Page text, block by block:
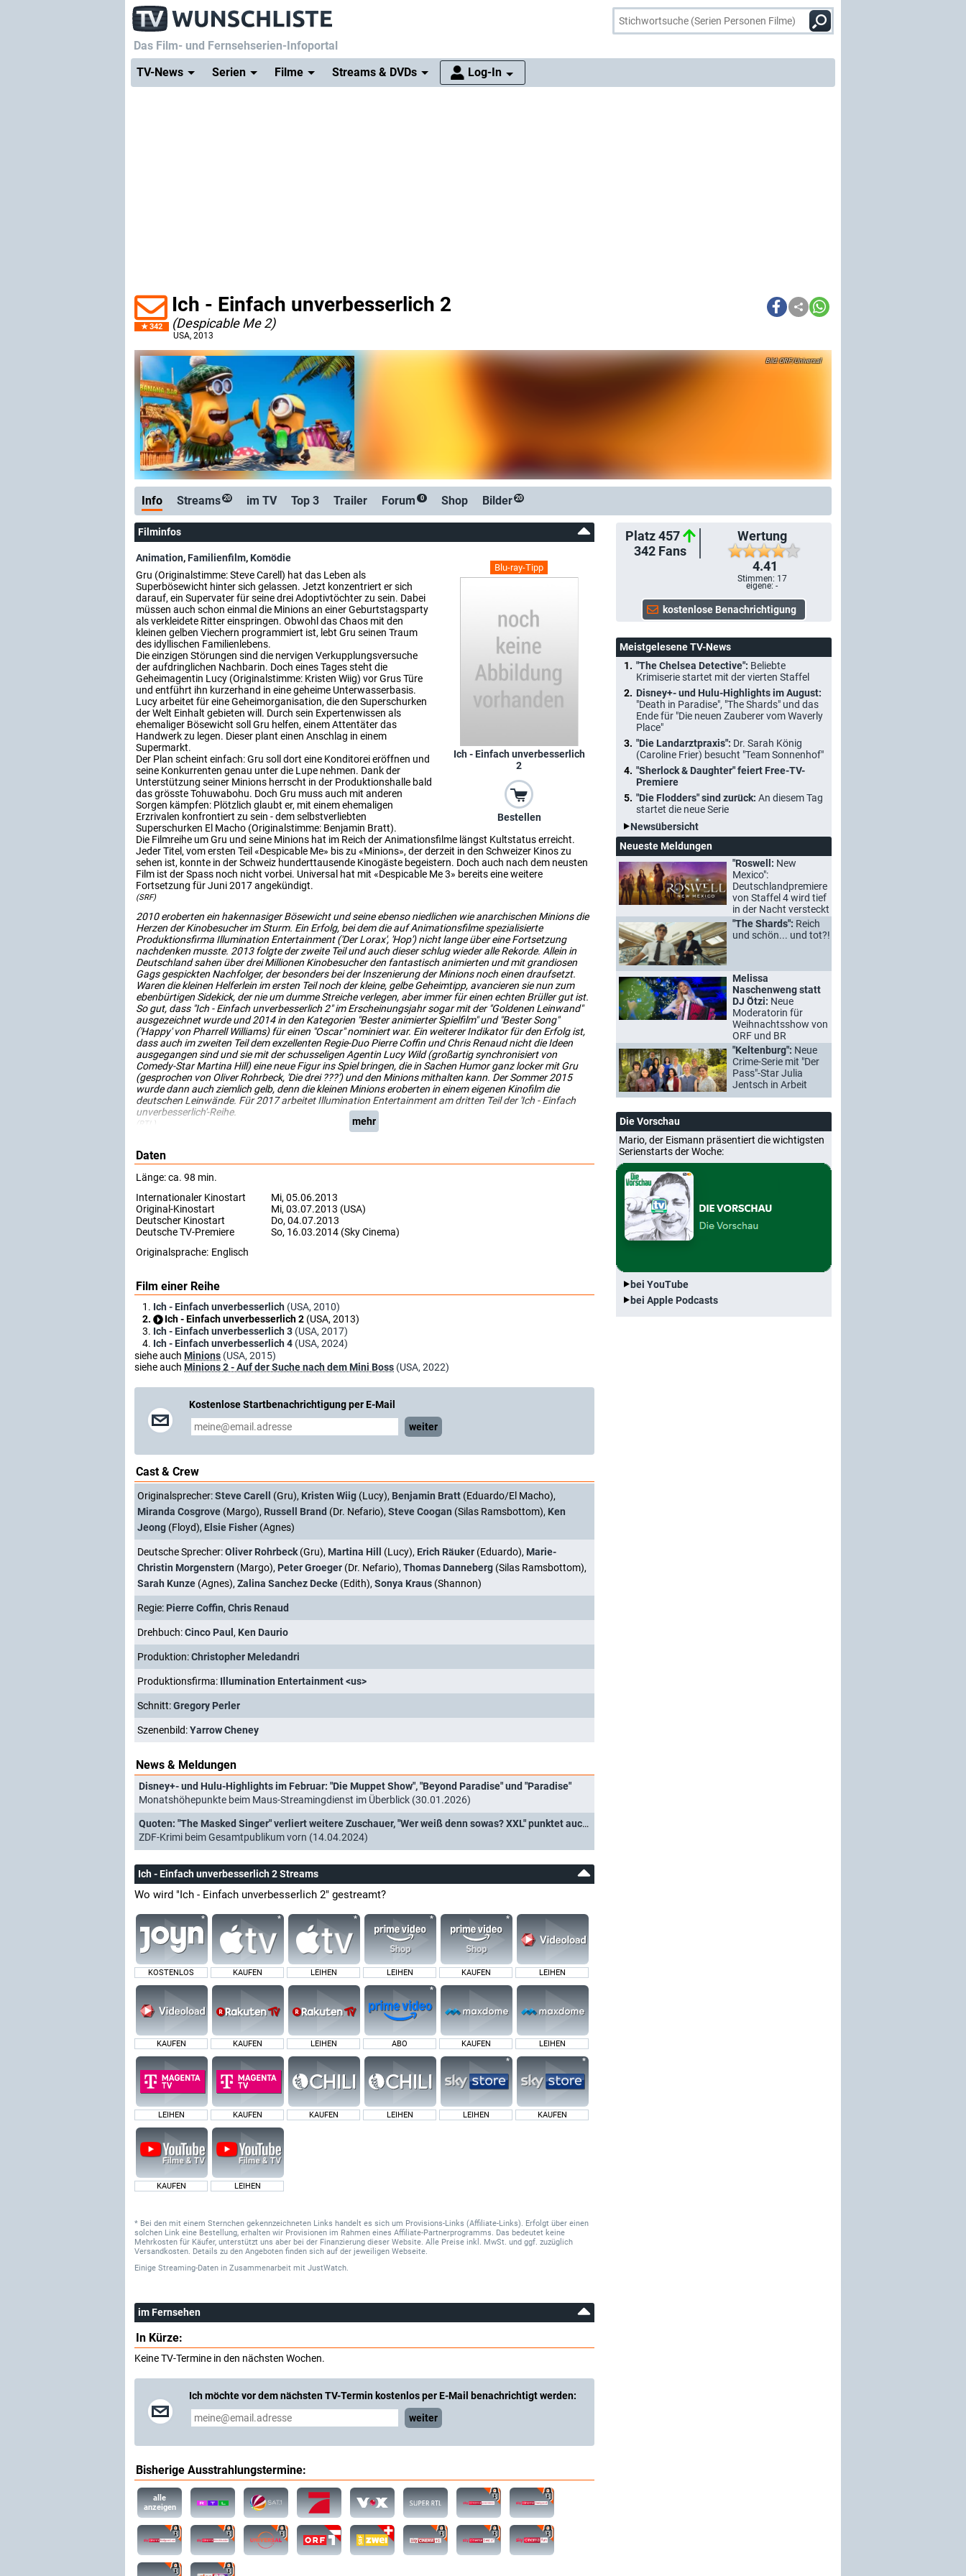
Das Film- und Fernsehserien-Infoportal
TV-News
Serien Filme Streams & DVDs Log-In
342
Ich - Einfach unverbesserlich 2
(Despicable Me 2)
USA, 2013
ORF/Universal
Info Streams 20 im TV Top 3 Trailer Forum 0 Shop Bilder 20
Platz 457
342 Fans
Wertung
4.41
Stimmen: 17
eigene: -
Filminfos
Blu-ray-Tipp
Ich - Einfach unverbesserlich
2
Bestellen
Animation,Familienfilm,Komödie
Gru (Originalstimme: Steve Carell) hat das Leben als
Superbösewicht hinter sich gelassen. Jetzt konzentriert er sich
darauf, ein Supervater für seine drei Adoptivtöchter zu sein. Dabei
müssen auch schon einmal die Minions an einer Geburtstagsparty
als verkleidete Ritter einspringen. Obwohl das Chaos mit den
kleinen gelben Viechern programmiert ist, lebt Gru seinen Traum
des idyllischen Familienlebens.
Die einzigen Störungen sind die nervigen Verkupplungsversuche
der aufdringlichen Nachbarin. Doch eines Tages steht die
Geheimagentin Lucy (Originalstimme: Kristen Wiig) vor Grus Türe
und entführt ihn kurzerhand in eine geheime Unterwasserbasis.
Lucy arbeitet für eine Geheimorganisation, die den Superschurken
der Welt Einhalt gebieten will. Durch sein Expertenwissen als
ehemaliger Bösewicht soll Gru helfen, einem Attentäter das
Handwerk zu legen. Dieser plant einen Anschlag in einem
Supermarkt.
Der Plan scheint einfach: Gru soll dort eine Konditorei eröffnen und
seine Konkurrenten genau unter die Lupe nehmen. Dank der
Unterstützung seiner Minions herrscht in der Produktionshalle bald
das grösste Tohuwabohu. Doch Gru muss auch mit anderen
Sorgen kämpfen: Plötzlich glaubt er, mit einem ehemaligen
Erzrivalen konfrontiert zu sein - dem selbstverliebten
Superschurken El Macho (Originalstimme: Benjamin Bratt).
Die Filmreihe um Gru und seine Minions hat im Reich der Animationsfilme längst Kultstatus erreicht.
Jeder Titel, vom ersten Teil «Despicable Me» bis zu «Minions», der derzeit in den Schweizer Kinos zu
sehen ist, konnte in der Schweiz hunderttausende Kinogäste begeistern. Doch auch nach dem neusten
Film ist der Spass noch nicht vorbei. Universal hat mit «Despicable Me 3» bereits eine weitere
Fortsetzung für Juni 2017 angekündigt.
(SRF)
2010 eroberten ein hakennasiger Bösewicht und seine ebenso niedlichen wie anarchischen Minions die
Herzen der Kinobesucher im Sturm. Ein Erfolg, bei dem die auf Animationsfilme spezialisierte
Produktionsfirma Illumination Entertainment ('Der Lorax', 'Hop') nicht lange über eine Fortsetzung
nachdenken musste. 2013 folgte der zweite Teil und auch dieser schlug wieder alle Rekorde. Allein in
Deutschland sahen über drei Millionen Kinobesucher den fantastisch animierten und mit grandiosen
Gags gespickten Nachfolger, der besonders bei der Inszenierung der Minions noch einen draufsetzt.
Waren die kleinen Helferlein im ersten Teil noch der kleine, gelbe Geheimtipp, avancieren sie nun zum
ebenbürtigen Sidekick, der nie um dumme Streiche verlegen, aber immer für einen echten Brüller gut ist.
So gut, dass "Ich - Einfach unverbesserlich 2" im Erscheinungsjahr sogar mit der "Goldenen Leinwand"
ausgezeichnet wurde und 2014 in den Kategorien "Bester animierter Spielfilm" und "Bester Song"
('Happy' von Pharrell Williams) für einen "Oscar" nominiert war. Ein weiterer Indikator für den Erfolg ist,
dass auch im zweiten Teil dem exzellenten Regie-Duo Pierre Coffin und Chris Renaud nicht die Ideen
ausgegangen sind und sie mit der schusseligen Agentin Lucy Wild (großartig synchronisiert von
Comedy-Star Martina Hill) eine neue Figur ins Spiel bringen, die in Sachen Humor ganz locker mit Gru
(gesprochen von Oliver Rohrbeck, 'Die drei ???') und den Minions mithalten kann. Der Sommer 2015
wurde dann auch ziemlich gelb, denn die kleinen Minions eroberten in einem eigenen Kinofilm die
deutschen Leinwände. Für 2017 arbeitet Illumination Entertainment am dritten Teil der 'Ich - Einfach
unverbesserlich'-Reihe.
(RTL) mehr
Daten
Länge: ca. 98 min.
Internationaler Kinostart
Mi, 05.06.2013
Original-Kinostart
Mi, 03.07.2013 (USA)
Deutscher Kinostart
Do, 04.07.2013
Deutsche TV-Premiere
So, 16.03.2014 (Sky Cinema)
Originalsprache: Englisch
Film einer Reihe
Ich - Einfach unverbesserlich (USA, 2010)
Ich - Einfach unverbesserlich 2 (USA, 2013)
Ich - Einfach unverbesserlich 3 (USA, 2017)
Ich - Einfach unverbesserlich 4 (USA, 2024)
siehe auch Minions (USA, 2015)
siehe auch Minions 2 - Auf der Suche nach dem Mini Boss (USA, 2022)
Kostenlose Startbenachrichtigung per E-Mail
weiter
Cast & Crew
Originalsprecher:Steve Carell (Gru), Kristen Wiig (Lucy), Benjamin Bratt (Eduardo/El Macho),
Miranda Cosgrove (Margo), Russell Brand (Dr. Nefario), Steve Coogan (Silas Ramsbottom), Ken
Jeong (Floyd), Elsie Fisher (Agnes)
Deutsche Sprecher:Oliver Rohrbeck (Gru), Martina Hill (Lucy), Erich Räuker (Eduardo), Marie-
Christin Morgenstern (Margo), Peter Groeger (Dr. Nefario), Thomas Danneberg (Silas Ramsbottom),
Sarah Kunze (Agnes), Zalina Sanchez Decke (Edith), Sonya Kraus (Shannon)
Regie: Pierre Coffin, Chris Renaud
Drehbuch:Cinco Paul , Ken Daurio
Produktion:Christopher Meledandri
Produktionsfirma: Illumination Entertainment <us>
Schnitt:Gregory Perler
Szenenbild:Yarrow Cheney
News & Meldungen
Disney+- und Hulu-Highlights im Februar: "Die Muppet Show", "Beyond Paradise" und "Paradise"
Monatshöhepunkte beim Maus-Streamingdienst im Überblick (30.01.2026)
Quoten: "The Masked Singer" verliert weitere Zuschauer, "Wer weiß denn sowas? XXL" punktet auch bei den Jüngeren
ZDF-Krimi beim Gesamtpublikum vorn (14.04.2024)
Ich - Einfach unverbesserlich 2 Streams
Wo wird "Ich - Einfach unverbesserlich 2" gestreamt?
KOSTENLOS KAUFEN LEIHEN LEIHEN KAUFEN LEIHEN
KAUFEN KAUFEN LEIHEN ABO KAUFEN LEIHEN
LEIHEN KAUFEN KAUFEN LEIHEN LEIHEN KAUFEN
KAUFEN LEIHEN
* Bei den mit einem Sternchen gekennzeichneten Links handelt es sich um Provisions-Links (Affiliate-Links). Erfolgt über einen
solchen Link eine Bestellung, erhalten wir Provisionen im Rahmen eines Affiliate-Partnerprogramms. Das bedeutet keine
Mehrkosten für Käufer, unterstützt uns aber bei der Finanzierung dieser Website. Alle Preise inkl. MwSt. und ggf. zuzüglich
Versandkosten. Details zu den Angeboten finden sich auf der jeweiligen Webseite.
Einige Streaming-Daten in Zusammenarbeit mit JustWatch.
im Fernsehen
In Kürze:
Keine TV-Termine in den nächsten Wochen.
Ich möchte vor dem nächsten TV-Termin kostenlos per E-Mail benachrichtigt werden:
weiter
Bisherige Ausstrahlungstermine:
alle
anzeigen
Meistgelesene TV-News
"The Chelsea Detective": Beliebte
Krimiserie startet mit der vierten Staffel
Disney+- und Hulu-Highlights im August:
"Death in Paradise", "The Shards" und das
Ende für "Die neuen Zauberer vom Waverly
Place"
"Die Landarztpraxis": Dr. Sarah König
(Caroline Frier) besucht "Team Sonnenhof"
"Sherlock & Daughter" feiert Free-TV-
Premiere
"Die Flodders" sind zurück: An diesem Tag
startet die neue Serie
Newsübersicht
Neueste Meldungen
"Roswell: New
Mexico":
Deutschlandpremiere
von Staffel 4 wird tief
in der Nacht versteckt
"The Shards": Reich
und schön... und tot?!
Melissa
Naschenweng statt
DJ Ötzi: Neue
Moderatorin für
Weihnachtsshow von
ORF und BR
"Keltenburg": Neue
Crime-Serie mit "Der
Pass"-Star Julia
Jentsch in Arbeit
Die Vorschau
Mario, der Eismann präsentiert die wichtigsten
Serienstarts der Woche:
bei YouTube
bei Apple Podcasts